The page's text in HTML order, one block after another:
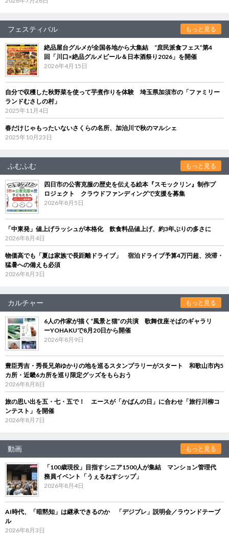
フェスティバル もっと見る
絶品屋台グルメが全国各地から大集結 “庶民派食フェス”第4
回「川口×絶品グルメビール＆日本酒祭り2026」を開催
2026年4月15日
自分で収穫した秋野菜を使って芋煮作りを体験 埼玉県加須市の「ファミリー
ランドむさしの村」
2025年11月4日
春だけじゃもったいないさくらの名所、加治川で秋のマルシェ
2025年10月23日
ふむふむ もっと見る
四日市の公害克服の歴史を伝える絵本『スモックリン』制作プ
ロジェクト クラウドファンディングで支援を募集
2026年8月5日
「中東発」値上げラッシュが本格化 飲食料品値上げ、約3年ぶりの多さに
2026年8月4日
物価高でも「夏は家族で長距離ドライブ」 宿泊ドライブ予算4万円超、渋滞・
猛暑への備えも必須
2026年8月3日
カルチャー もっと見る
6人の作家が描く“風景と猫”の共演 歌舞伎座そばのギャラリ
ーYOHAKUで8月20日から開催
2026年8月9日
豊臣秀吉・秀長兄弟ゆかりの地を巡るスタンプラリーがスタート 和歌山市内5
カ所・近畿6カ所を巡り限定グッズをもらおう
2026年8月8日
旅の思い出を五・七・五で！ エースが「かばんの日」に合わせ「旅行川柳コ
ンテスト」を開催
2026年8月7日
動画 もっと見る
「100歳現役」目指すシニア1500人が集結 マンション管理代
務員イベント「うぇるねすシップ」
2026年8月4日
AI時代、「暗黙知」は継承できるのか 「デジブレ」説明会／ラウンドテーブ
ル
2026年8月3日